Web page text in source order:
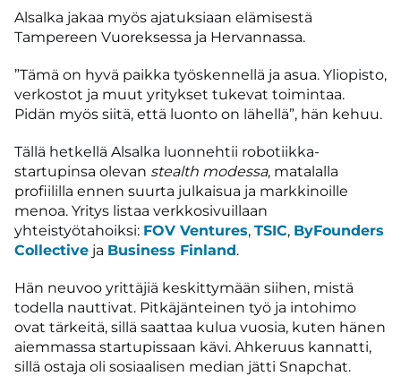
Alsalka jakaa myös ajatuksiaan elämisestä
Tampereen Vuoreksessa ja Hervannassa.
”Tämä on hyvä paikka työskennellä ja asua. Yliopisto,
verkostot ja muut yritykset tukevat toimintaa.
Pidän myös siitä, että luonto on lähellä”, hän kehuu.
Tällä hetkellä Alsalka luonnehtii robotiikka-
startupinsa olevan stealth modessa, matalalla
profiililla ennen suurta julkaisua ja markkinoille
menoa. Yritys listaa verkkosivuillaan
yhteistyötahoiksi: FOV Ventures, TSIC, ByFounders
Collective ja Business Finland.
Hän neuvoo yrittäjiä keskittymään siihen, mistä
todella nauttivat. Pitkäjänteinen työ ja intohimo
ovat tärkeitä, sillä saattaa kulua vuosia, kuten hänen
aiemmassa startupissaan kävi. Ahkeruus kannatti,
sillä ostaja oli sosiaalisen median jätti Snapchat.